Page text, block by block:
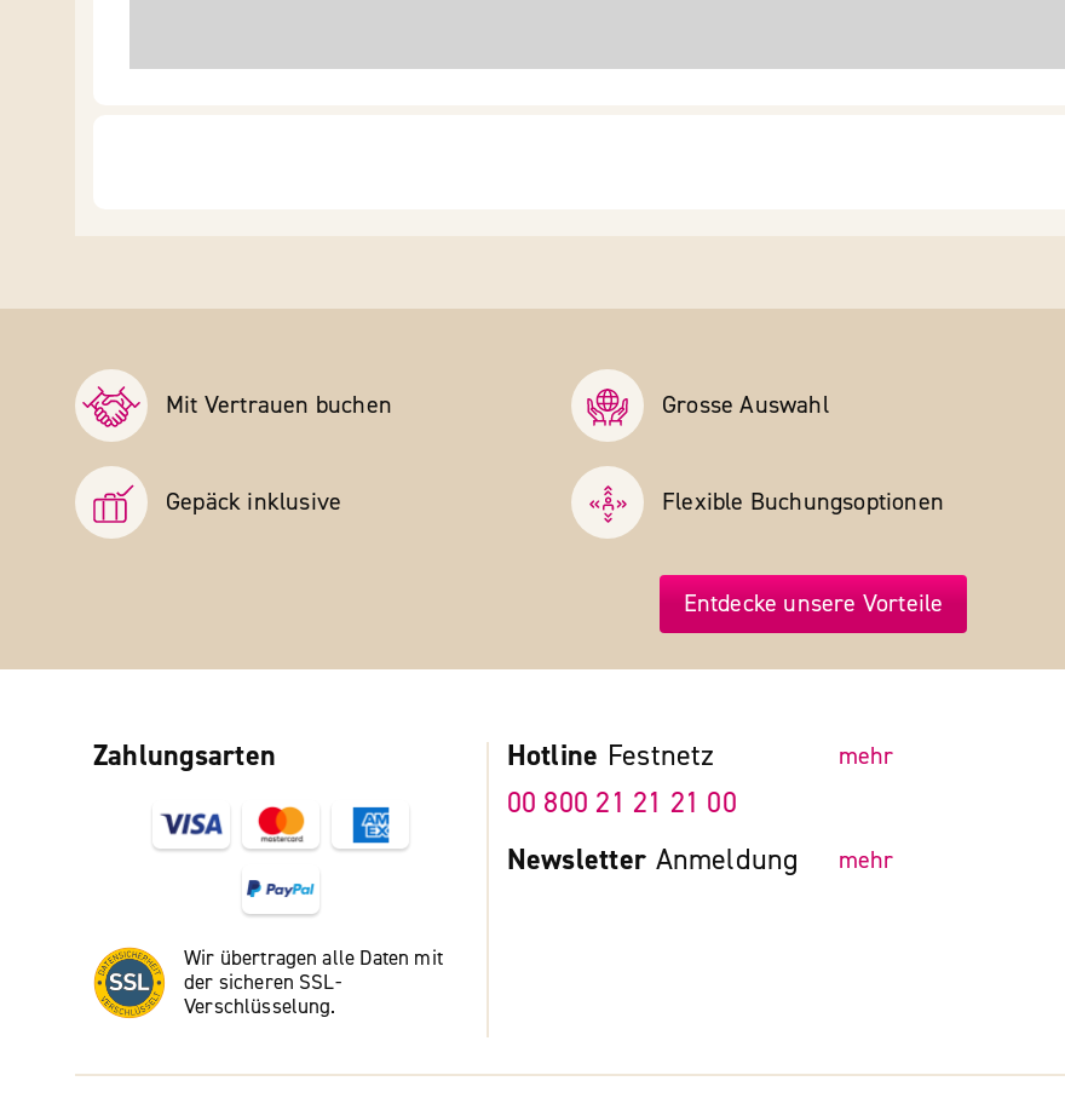
Mit Vertrauen buchen Grosse Auswahl
Gepäck inklusive Flexible Buchungs­optionen
Entdecke unsere Vorteile
Zahlungsarten
Wir übertragen alle Daten mit
der sicheren SSL-
Verschlüsselung.
Hotline Festnetz mehr
00 800 21 21 21 00
Newsletter Anmeldung mehr